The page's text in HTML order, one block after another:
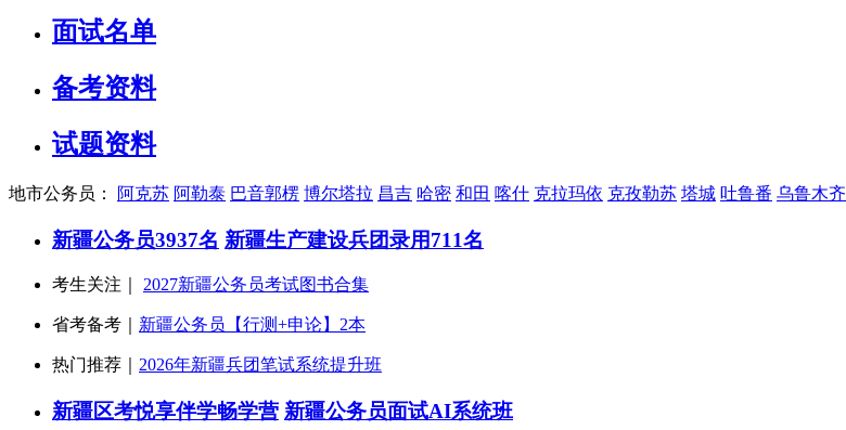
面试名单
备考资料
试题资料
地市公务员： 阿克苏 阿勒泰 巴音郭楞 博尔塔拉 昌吉 哈密 和田 喀什 克拉玛依 克孜勒苏 塔城 吐鲁番 乌鲁木齐
新疆公务员3937名 新疆生产建设兵团录用711名
考生关注｜ 2027新疆公务员考试图书合集
省考备考｜ 新疆公务员【行测+申论】2本
热门推荐｜ 2026年新疆兵团笔试系统提升班
新疆区考悦享伴学畅学营 新疆公务员面试AI系统班